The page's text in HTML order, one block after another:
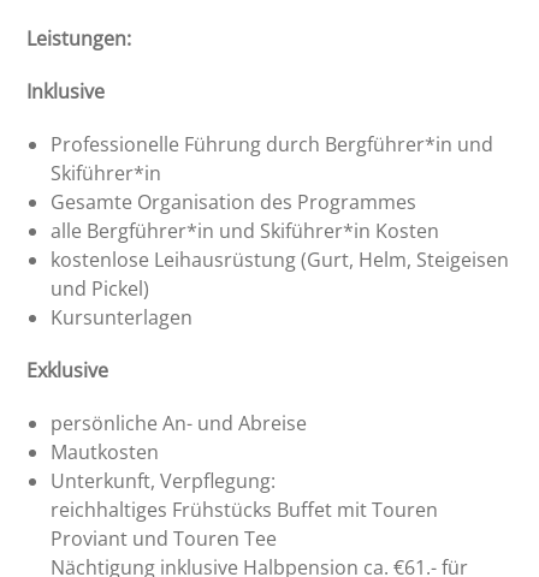
Leistungen:
Inklusive
Professionelle Führung durch Bergführer*in und
Skiführer*in
Gesamte Organisation des Programmes
alle Bergführer*in und Skiführer*in Kosten
kostenlose Leihausrüstung (Gurt, Helm, Steigeisen
und Pickel)
Kursunterlagen
Exklusive
persönliche An- und Abreise
Mautkosten
Unterkunft, Verpflegung:
reichhaltiges Frühstücks Buffet mit Touren
Proviant und Touren Tee
Nächtigung inklusive Halbpension ca. €61.- für